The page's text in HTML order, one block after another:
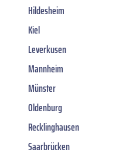
Hildesheim
Kiel
Leverkusen
Mannheim
Münster
Oldenburg
Recklinghausen
Saarbrücken